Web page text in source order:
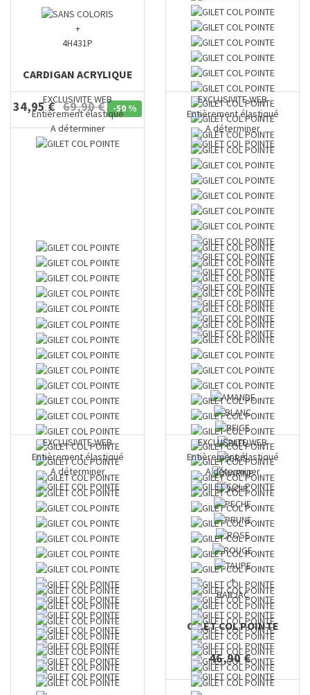
+
4H431P
CARDIGAN ACRYLIQUE
34,95 € 69,90 € -50 %
+
BARJAC
GILET COL POINTE
46,90 €
EXCLUSIVITE WEB
Entièrement élastiqué
A déterminer
EXCLUSIVITE WEB
Entièrement élastiqué
A déterminer
EXCLUSIVITE WEB
Entièrement élastiqué
A déterminer
EXCLUSIVITE WEB
Entièrement élastiqué
A déterminer